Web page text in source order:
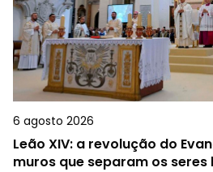
6 agosto 2026
Leão XIV: a revolução do
muros que separam os seres